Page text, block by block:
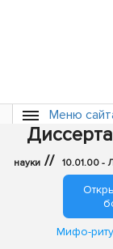
Меню
науки // 10.01.00 -
Мифо-